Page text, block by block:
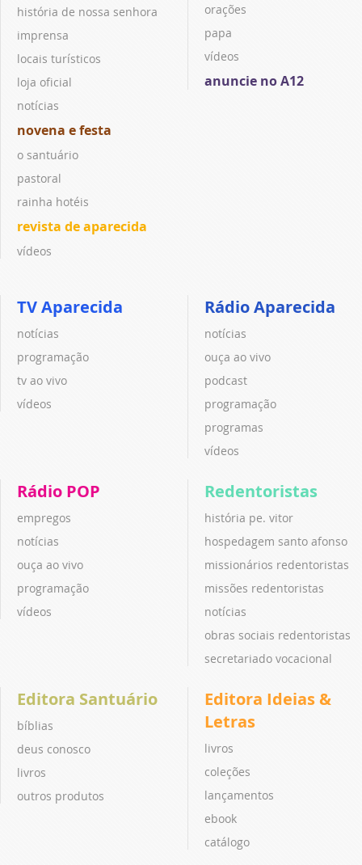
história de nossa senhora
imprensa
locais turísticos
loja oficial
notícias
novena e festa
o santuário
pastoral
rainha hotéis
revista de aparecida
vídeos
orações
papa
vídeos
anuncie no A12
TV Aparecida
notícias
programação
tv ao vivo
vídeos
Rádio Aparecida
notícias
ouça ao vivo
podcast
programação
programas
vídeos
Rádio POP
empregos
notícias
ouça ao vivo
programação
vídeos
Redentoristas
história pe. vitor
hospedagem santo afonso
missionários redentoristas
missões redentoristas
notícias
obras sociais redentoristas
secretariado vocacional
Editora Santuário
bíblias
deus conosco
livros
outros produtos
Editora Ideias &
Letras
livros
coleções
lançamentos
ebook
catálogo